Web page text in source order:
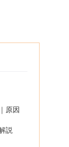
原因
説